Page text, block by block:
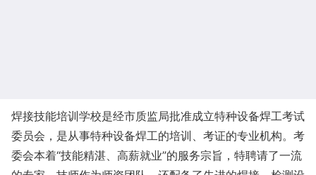
焊接技能培训学校是经市质监局批准成立特种设备焊工考试
委员会，是从事特种设备焊工的培训、考证的专业机构。考
委会本着“技能精湛、高薪就业”的服务宗旨，特聘请了一流